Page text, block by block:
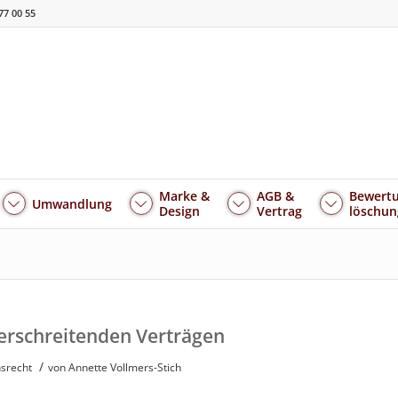
00 55
Umwandlung
Marke &
Design
AGB &
Vertrag
Verträgen
/ vonAnnette Vollmers-Stich